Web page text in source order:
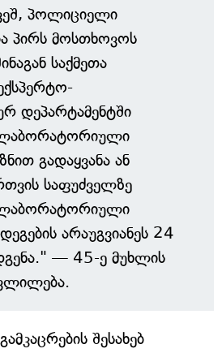
პოლიციელი
პირს მოსთხოვოს
საქმეთა
დეპარტამენტში
გადაყვანა ან
საფუძველზე
არაუგვიანეს 24
— 45-ე მუხლის
შესახებ